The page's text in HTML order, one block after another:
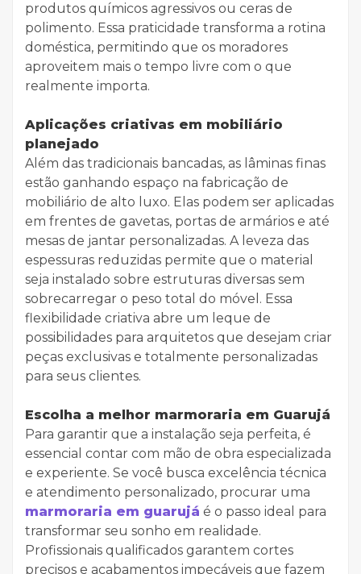
produtos químicos agressivos ou ceras de
polimento. Essa praticidade transforma a rotina
doméstica, permitindo que os moradores
aproveitem mais o tempo livre com o que
realmente importa.
Aplicações criativas em mobiliário
planejado
Além das tradicionais bancadas, as lâminas finas
estão ganhando espaço na fabricação de
mobiliário de alto luxo. Elas podem ser aplicadas
em frentes de gavetas, portas de armários e até
mesas de jantar personalizadas. A leveza das
espessuras reduzidas permite que o material
seja instalado sobre estruturas diversas sem
sobrecarregar o peso total do móvel. Essa
flexibilidade criativa abre um leque de
possibilidades para arquitetos que desejam criar
peças exclusivas e totalmente personalizadas
para seus clientes.
Escolha a melhor marmoraria em Guarujá
Para garantir que a instalação seja perfeita, é
essencial contar com mão de obra especializada
e experiente. Se você busca excelência técnica
e atendimento personalizado, procurar uma
marmoraria em guarujá é o passo ideal para
transformar seu sonho em realidade.
Profissionais qualificados garantem cortes
precisos e acabamentos impecáveis que fazem